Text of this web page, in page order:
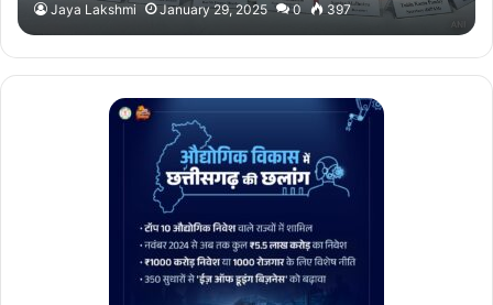
Jaya Lakshmi January 29, 2025 0 397